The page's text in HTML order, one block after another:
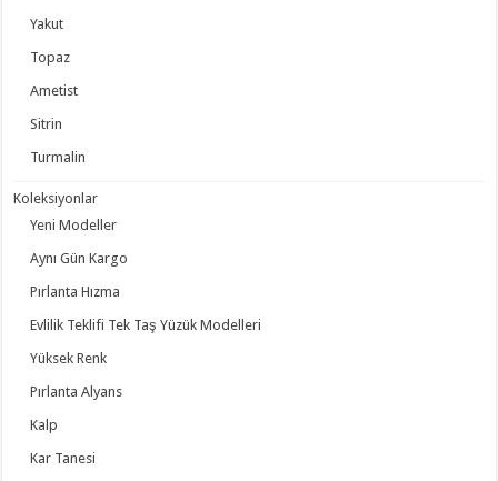
Yakut
Topaz
Ametist
Sitrin
Turmalin
Koleksiyonlar
Yeni Modeller
Aynı Gün Kargo
Pırlanta Hızma
Evlilik Teklifi Tek Taş Yüzük Modelleri
Yüksek Renk
Pırlanta Alyans
Kalp
Kar Tanesi